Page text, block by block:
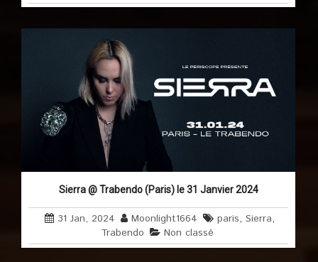
Sierra @ Trabendo (Paris) le 31 Janvier 2024
31 Jan, 2024 Moonlight1664 paris,Sierra,
Trabendo
Non classé